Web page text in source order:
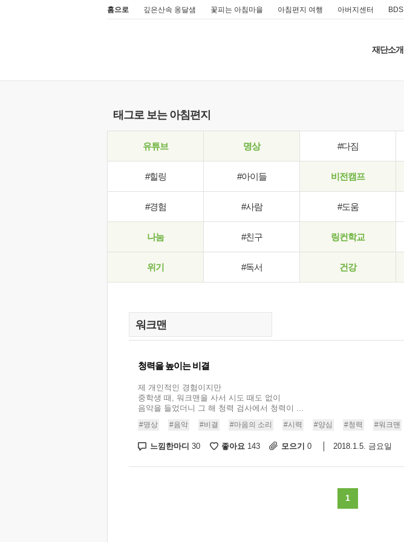
홈으로 깊은산속 옹달샘 꽃피는 아침마을 아침편지 여행 아버지센터 BDS
재단소개
태그로 보는 아침편지
유튜브 명상 #다짐
#힐링 #아이들 비전캠프
#경험 #사람 #도움
나눔 #친구 링컨학교
위기 #독서 건강
청력을 높이는 비결
제 개인적인 경험이지만
중학생 때, 워크맨을 사서 시도 때도 없이
음악을 들었더니 그 해 청력 검사에서 청력이 ...
#명상 #음악 #비결 #마음의 소리 #시력 #양심 #청력 #워크맨
느낌한마디 30 좋아요 143 모으기 0 2018.1.5. 금요일
1